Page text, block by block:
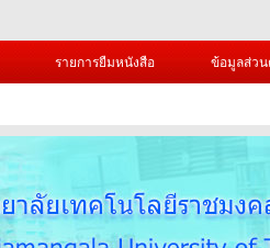
รายการยืมหนังสือ ข้อมูลส่ว